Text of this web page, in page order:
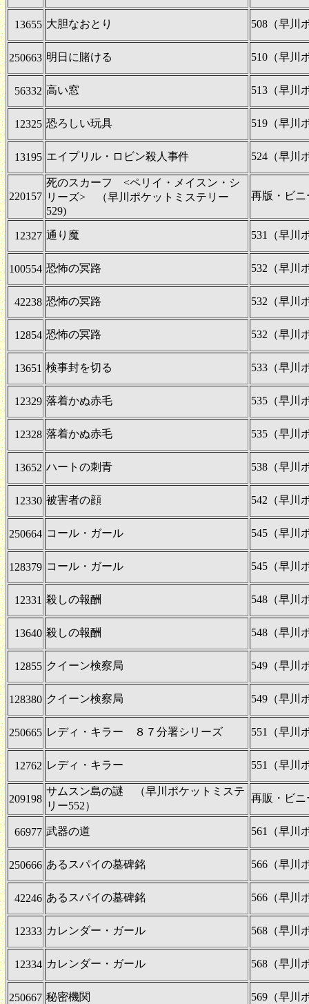
13655 大胆なおとり 508（早川
250663 明日に賭ける 510（早川
56332 高い窓 513（早川
12325 恐ろしい玩具 519（早川
13195 エイプリル・ロビン殺人事件 524（早川
220157
死のスカーフ <ペリイ・メイスン・シ
リーズ> （早川ポケットミステリー
529)
再版・ビ
12327 通り魔 531（早川
100554 恐怖の冥路 532（早川
42238 恐怖の冥路 532（早川
12854 恐怖の冥路 532（早川
13651 検事封を切る 533（早川
12329 落着かぬ赤毛 535（早川
12328 落着かぬ赤毛 535（早川
13652 ハートの刺青 538（早川
12330 被害者の顔 542（早川
250664 コール・ガール 545（早川
128379 コール・ガール 545（早川
12331 殺しの報酬 548（早川
13640 殺しの報酬 548（早川
12855 クイーン検察局 549（早川
128380 クイーン検察局 549（早川
250665 レディ・キラー ８７分署シリーズ 551（早川
12762 レディ・キラー 551（早川
209198
サムスン島の謎 （早川ポケットミステ
リー552）
再販・ビ
66977 武器の道 561（早川
250666 あるスパイの墓碑銘 566（早川
42246 あるスパイの墓碑銘 566（早川
12333 カレンダー・ガール 568（早川
12334 カレンダー・ガール 568（早川
250667 秘密機関 569（早川